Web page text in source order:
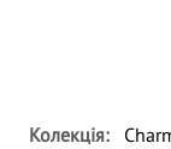
Колекція: